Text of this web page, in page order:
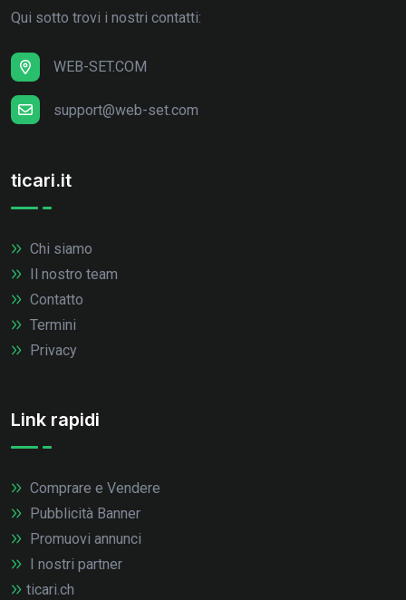
Qui sotto trovi i nostri contatti:
WEB-SET.COM
support@web-set.com
ticari.it
Chi siamo
Il nostro team
Contatto
Termini
Privacy
Link rapidi
Comprare e Vendere
Pubblicità Banner
Promuovi annunci
I nostri partner
ticari.ch